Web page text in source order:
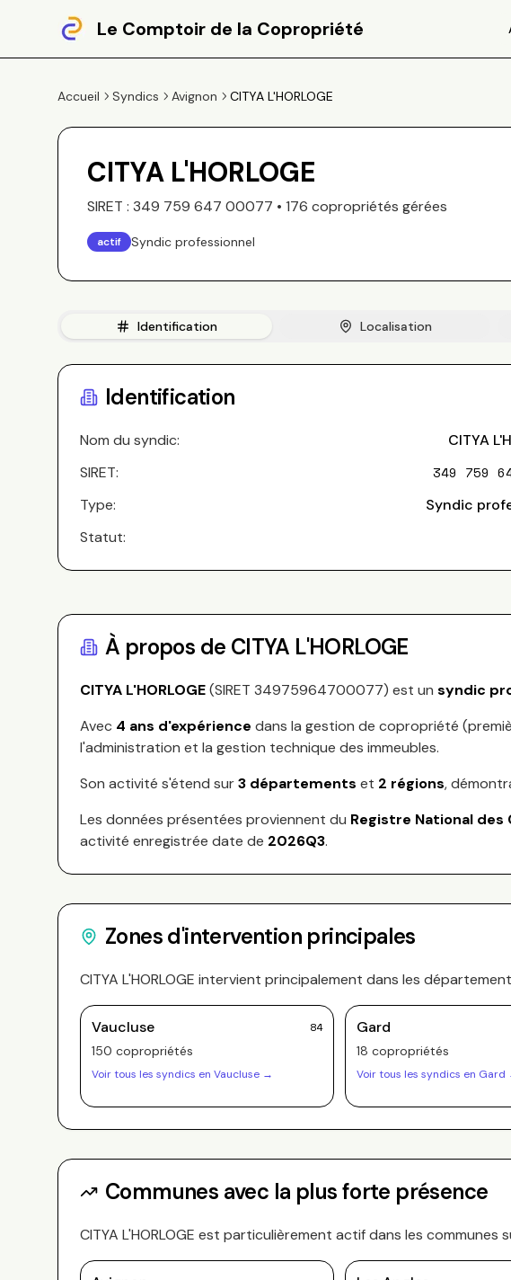
Le Comptoir de la Copropriété
Accueil Syndics Avignon CITYA L'HORLOGE
CITYA L'HORLOGE
SIRET : 349 759 647 00077 • 176 copropriétés gérées
actif Syndic professionnel
Identification Localisation
Identification
Nom du syndic:
CITYA
SIRET:
349 759
Type:
Syndic
Statut:
À propos de CITYA L'HORLOGE
CITYA L'HORLOGE(SIRET 34975964700077) est un syndic
Avec 4 ans d'expérience dans la gestion de copropriété
l'administration et la gestion technique des immeubles.
Son activité s'étend sur3 départements et 2 régions,
Les données présentées proviennent du Registre National
activité enregistrée date de 2026Q3.
Zones d'intervention principales
CITYA L'HORLOGE intervient principalement dans les
Vaucluse 84
150 copropriétés
Voir tous les syndics en Vaucluse →
Gard
18 copropriétés
Voir tous les syndics en Gard
Communes avec la plus forte présence
CITYA L'HORLOGE est particulièrement actif dans les communes